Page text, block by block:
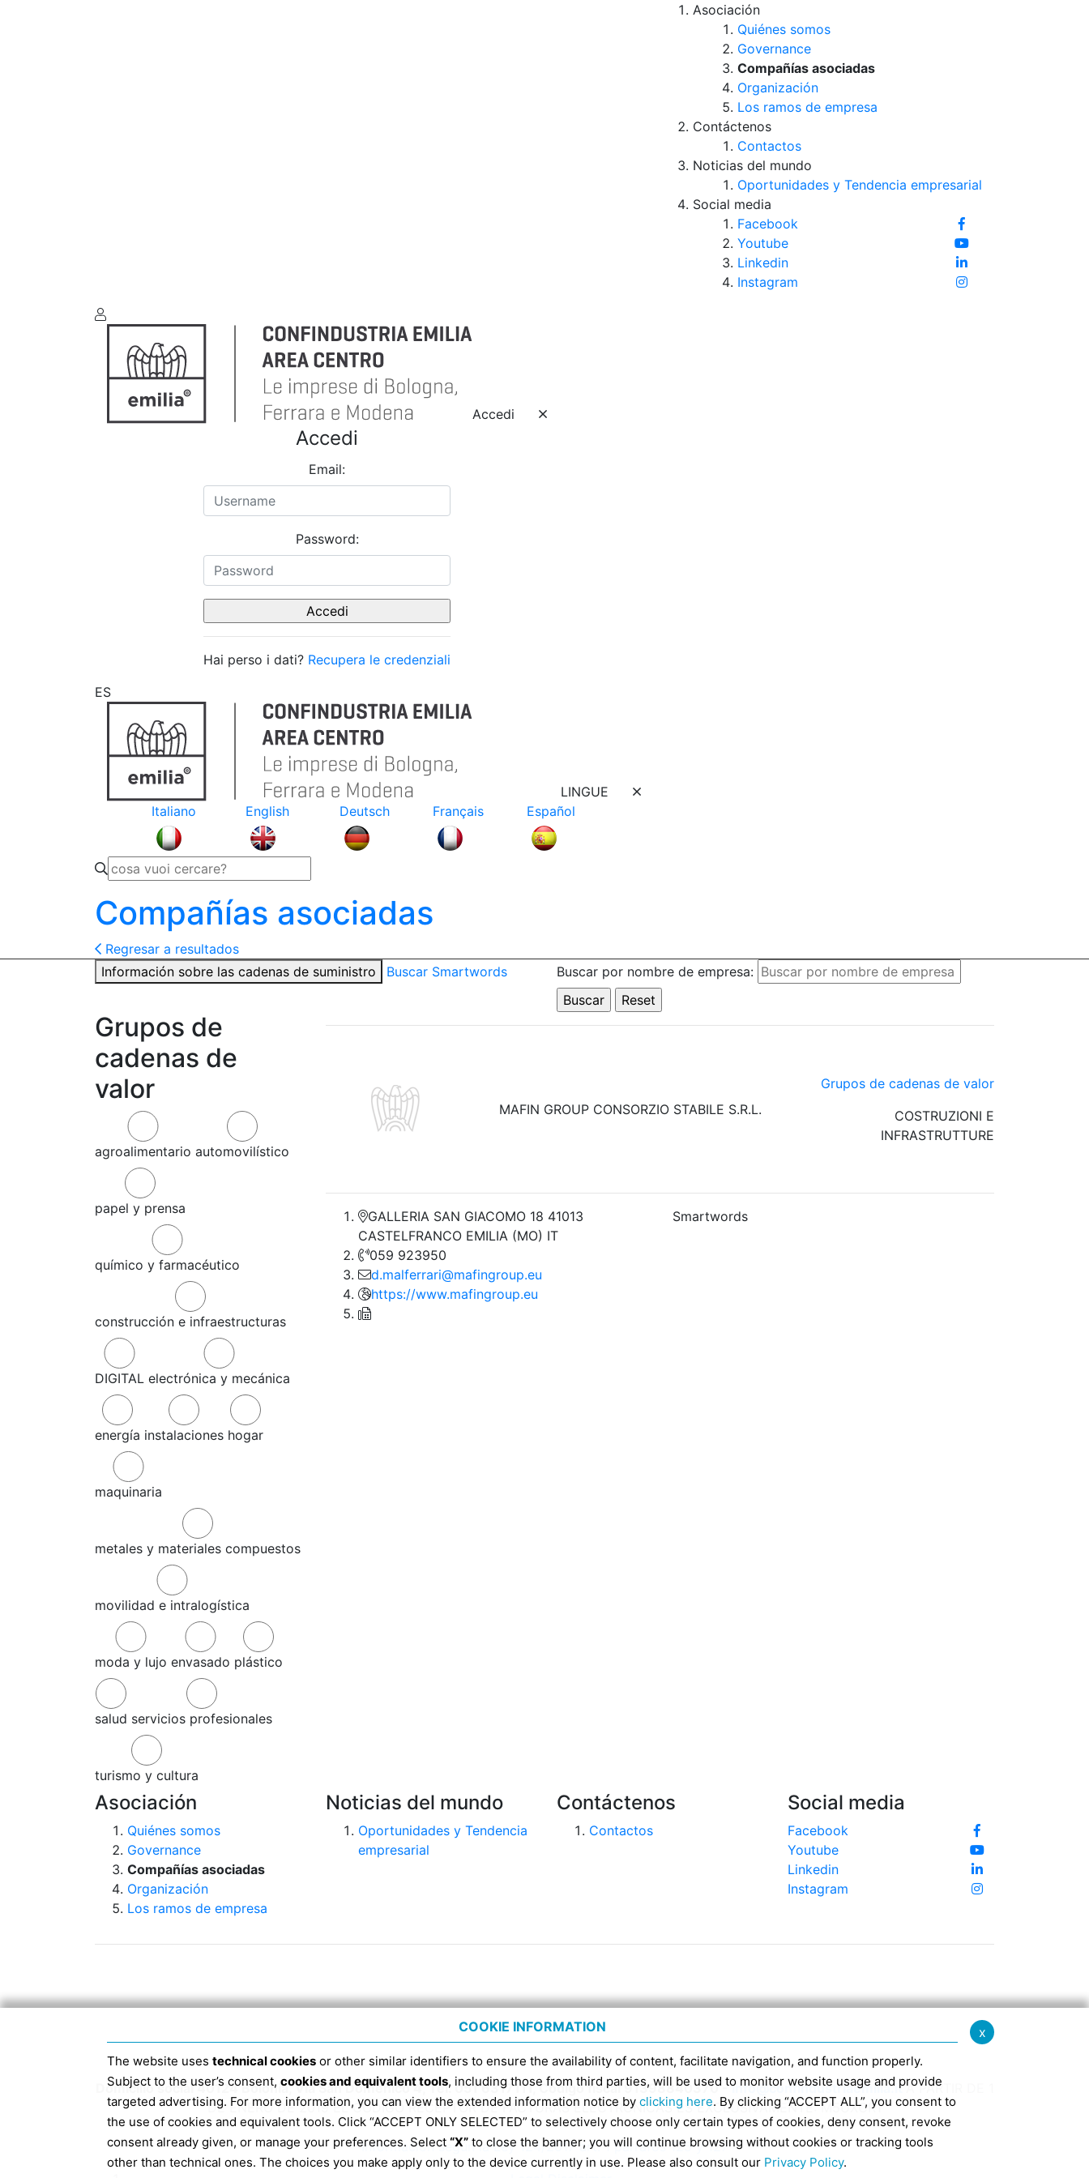
Asociación
Quiénes somos
Governance
Compañías asociadas
Organización
Los ramos de empresa
Contáctenos
Contactos
Noticias del mundo
Oportunidades y Tendencia empresarial
Social media
Facebook
Youtube
Linkedin
Instagram
Accedi
Accedi
Email:
Password:
Hai perso i dati? Recupera le credenziali
ES
LINGUE
Italiano
English Deutsch Français Español
Compañías asociadas
Regresar a resultados
Información sobre las cadenas de suministro
Buscar Smartwords Buscar por nombre de empresa:
Grupos de
cadenas de
valor
agroalimentario automovilístico
papel y prensa
químico y farmacéutico
construcción e infraestructuras
DIGITAL electrónica y mecánica
energía instalaciones hogar
maquinaria
metales y materiales compuestos
movilidad e intralogística
moda y lujo envasado plástico
salud servicios profesionales
turismo y cultura
MAFIN GROUP CONSORZIO STABILE S.R.L.
Grupos de cadenas de valor
COSTRUZIONI E
INFRASTRUTTURE
GALLERIA SAN GIACOMO 18 41013
CASTELFRANCO EMILIA (MO) IT
059 923950
d.malferrari@mafingroup.eu
https://www.mafingroup.eu
Smartwords
Asociación
Quiénes somos
Governance
Compañías asociadas
Organización
Los ramos de empresa
Noticias del mundo
Oportunidades y Tendencia
empresarial
Contáctenos
Contactos
Social media
Facebook
Youtube
Linkedin
Instagram
Domicilio social 40124 Bolonia, Via San Domenico 4, Tel. 051 6317111, Código fiscal 91398840370 -info@confindustriaemilia.it A PARTIR DE 1
DE ENERO DE 2019 EL CÓDIGO RECEPTOR DE FACTURAS ELECTRÓNICAS ES EXCLUSIVAMENTE: M5UXCR1
Información según la Ley 124/2017 art. 1 párrafos 125 y 127
x
COOKIE INFORMATION
The website uses technical cookies or other similar identifiers to ensure the availability of content, facilitate navigation, and function properly.
Subject to the user’s consent, cookies and equivalent tools, including those from third parties, will be used to monitor website usage and provide
targeted advertising. For more information, you can view the extended information notice by clicking here. By clicking “ACCEPT ALL”, you consent to
the use of cookies and equivalent tools. Click “ACCEPT ONLY SELECTED” to selectively choose only certain types of cookies, deny consent, revoke
consent already given, or manage your preferences. Select “X” to close the banner; you will continue browsing without cookies or tracking tools
other than technical ones. The choices you make apply only to the device currently in use. Please also consult our Privacy Policy.